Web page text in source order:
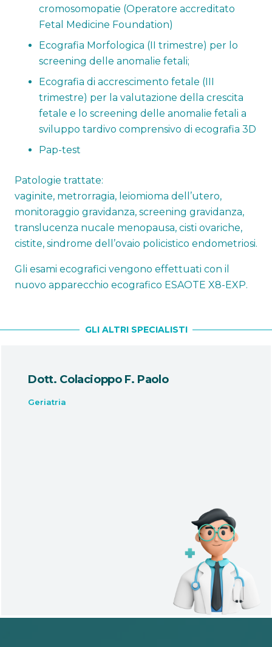
cromosomopatie (Operatore accreditato
Fetal Medicine Foundation)
Ecografia Morfologica (II trimestre) per lo
screening delle anomalie fetali;
Ecografia di accrescimento fetale (III
trimestre) per la valutazione della crescita
fetale e lo screening delle anomalie fetali a
sviluppo tardivo comprensivo di ecografia 3D
Pap-test
Patologie trattate:
vaginite, metrorragia, leiomioma dell’utero,
monitoraggio gravidanza, screening gravidanza,
translucenza nucale menopausa, cisti ovariche,
cistite, sindrome dell’ovaio policistico endometriosi.
Gli esami ecografici vengono effettuati con il
nuovo apparecchio ecografico ESAOTE X8-EXP.
GLI ALTRI SPECIALISTI
Dott. Colacioppo F. Paolo
Geriatria